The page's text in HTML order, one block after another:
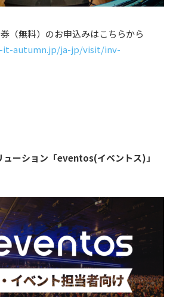
（無料）のお申込みはこちらから
it-autumn.jp/ja-jp/visit/inv-
ューション「eventos(イベントス)」